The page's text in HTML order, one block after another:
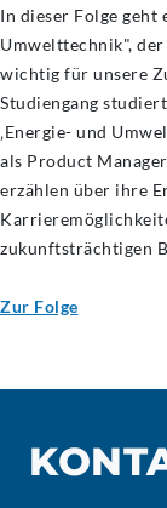
In dieser Folge geht
Umwelttechnik",
wichtig für unsere
Studiengang
‚Energie- und
als Product
erzählen über ihre
zukunftsträchtigen
Zur Folge